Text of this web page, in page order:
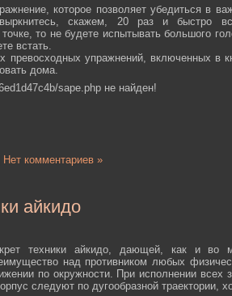
которое позволяет убедиться в
скажем, 20 раз и быстро
то не будете испытывать большого
встать.
превосходных упражнений, включенных в
дома.
sape.php не найден!
Нет комментариев »
айкидо
техники айкидо, дающей, как и во
над противником любых
по окружности. При исполнении всех
следуют по дугообразной траектории,